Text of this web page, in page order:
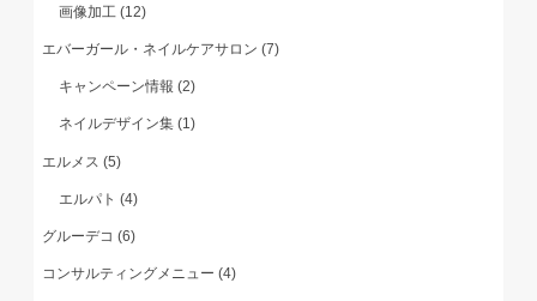
画像加工(12)
エバーガール・ネイルケアサロン(7)
キャンペーン情報(2)
ネイルデザイン集(1)
エルメス(5)
エルパト(4)
グルーデコ(6)
コンサルティングメニュー(4)